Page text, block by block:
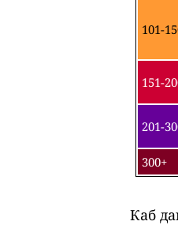
101-
151-
201-
300+
Каб